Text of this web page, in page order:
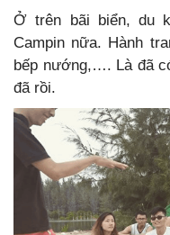
Ở trên bãi biển, du
Campin nữa. Hành
bếp nướng,…. Là đã
đã rồi.